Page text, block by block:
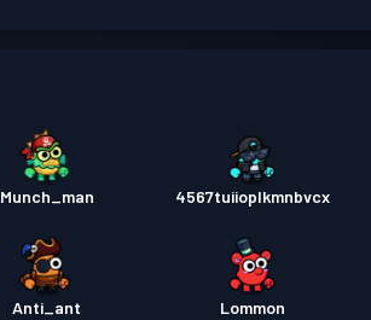
Munch_man 4567tuiioplkmnbvcx
Anti_ant Lommon